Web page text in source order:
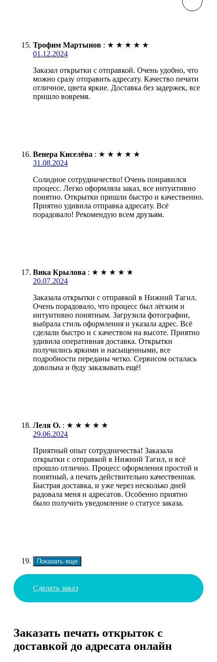
Трофим Мартынов : ★ ★ ★ ★ ★
01.12.2024
Заказал открытки с отправкой. Очень удобно, что
можно сразу отправить адресату. Качество печати
отличное, цвета яркие. Доставка без задержек, все
пришло вовремя.
Венера Киселёва : ★ ★ ★ ★ ★
31.08.2024
Солидное сотрудничество! Очень понравился
процесс. Легко оформляла заказ, все интуитивно
понятно. Открытки пришли быстро и качественно.
Приятно удивила отправка адресату. Всё
порадовало! Рекомендую всем друзьям.
Вика Крылова : ★ ★ ★ ★ ★
20.07.2024
Заказала открытки с отправкой в Нижний Тагил.
Очень порадовало, что процесс был лёгким и
интуитивно понятным. Загрузила фотографии,
выбрала стиль оформления и указала адрес. Всё
сделали быстро и с качеством на высоте. Приятно
удивила оперативная доставка. Открытки
получились яркими и насыщенными, все
подробности переданы четко. Сервисом осталась
довольна и буду заказывать ещё!
Леля О. : ★ ★ ★ ★ ★
29.06.2024
Приятный опыт сотрудничества! Заказала
открытки с отправкой в Нижний Тагил, и всё
прошло отлично. Процесс оформления простой и
понятный, а печать действительно качественная.
Быстрая доставка, и уже через несколько дней
радовала меня и адресатов. Особенно приятно
было получить уведомление о статусе заказа.
Показать еще
Сделать заказ
Заказать печать открыток с
доставкой до адресата онлайн